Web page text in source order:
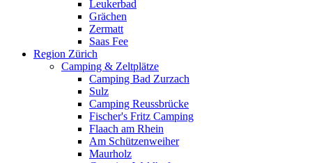
Leukerbad
Grächen
Zermatt
Saas Fee
Region Zürich
Camping & Zeltplätze
Camping Bad Zurzach
Sulz
Camping Reussbrücke
Fischer's Fritz Camping
Flaach am Rhein
Am Schützenweiher
Maurholz